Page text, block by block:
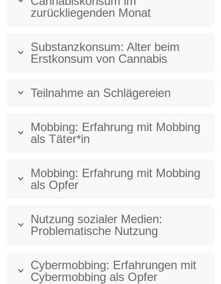
zurückliegenden Monat
Substanzkonsum: Alter beim
Erstkonsum von Cannabis
Teilnahme an Schlägereien
Mobbing: Erfahrung mit Mobbing
als Täter*in
Mobbing: Erfahrung mit Mobbing
als Opfer
Nutzung sozialer Medien:
Problematische Nutzung
Cybermobbing: Erfahrungen mit
Cybermobbing als Opfer